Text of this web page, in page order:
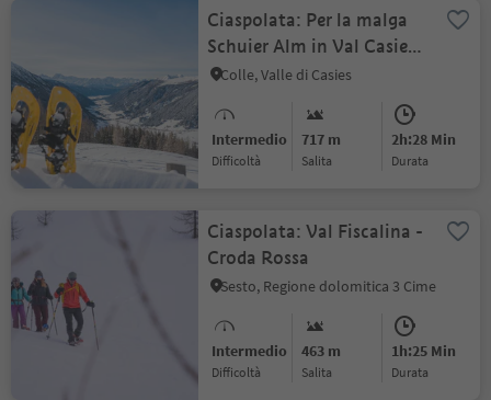
Ciaspolata: Per la malga
Schuier Alm in Val Casies
(1958 m)
Colle, Valle di Casies
Intermedio
Difficoltà
717 m
Salita
2h:28 Min
durata
Ciaspolata: Val Fiscalina -
Croda Rossa
Sesto, Regione dolomitica 3 Cime
Intermedio
Difficoltà
463 m
Salita
1h:25 Min
durata